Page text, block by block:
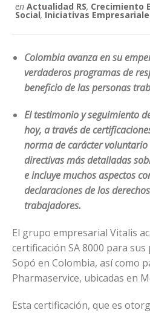
en Actualidad RS, Crecimiento
Social, Iniciativas
Colombia avanza en su
verdaderos programas de
beneficio de las personas
El testimonio y seguimiento
hoy, a través de
norma de carácter voluntario
directivas más detalladas
e incluye muchos aspectos
declaraciones de los
trabajadores.
El grupo empresarial Vitalis
certificación SA 8000 para
Sopó en Colombia, así como
Pharmaservice, ubicadas en
Esta certificación, que es